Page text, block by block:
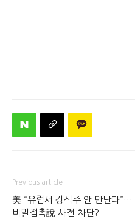
Previous article
美 “유럽서 강석주 안 만난다”…
비밀접촉說 사전 차단?